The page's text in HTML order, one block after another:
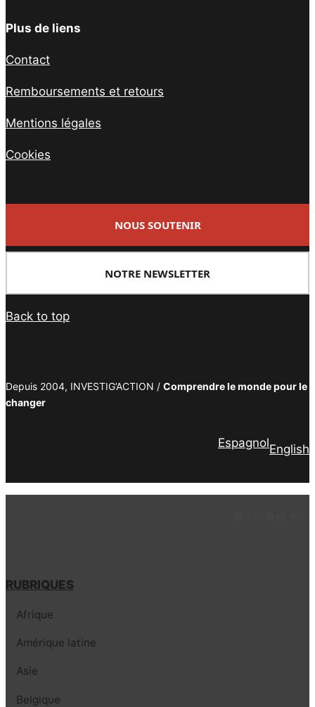
Plus de liens
Contact
Remboursements et retours
Mentions légales
Cookies
NOUS SOUTENIR
NOTRE NEWSLETTER
Back to top
Depuis 2004, INVESTIG’ACTION / Comprendre le monde pour le
changer
EspagnolEnglish
RUBRIQUES
Afrique
Amérique latine
Asie
Belgique